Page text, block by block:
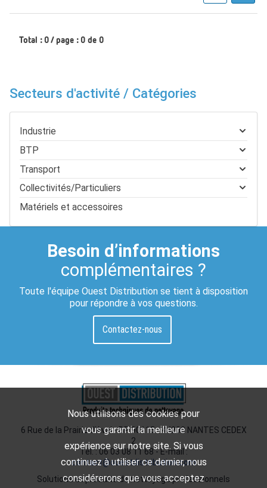
Total : 0 / page : 0 de 0
Secteurs d'activité / Catégories
Industrie
BTP
Transport
Collectivités/Particuliers
Matériels et accessoires
Besoin d’informations
complémentaires ?
Toute l'équipe Ouest Distribution se tient à disposition
pour répondre à vos questions.
Contactez-nous
6 Rue de la Prairie d'Aval - BP 90115 - 44200 NANTES CEDEX
2
Tél. : 06 03 08 11 68 - E-mail :
contact@ouestdistribution.com
Solutions et produits de nettoyage professionnels
Nous utilisons des cookies pour
vous garantir la meilleure
expérience sur notre site. Si vous
continuez à utiliser ce dernier, nous
considérerons que vous acceptez